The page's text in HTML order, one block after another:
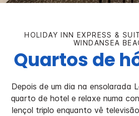
HOLIDAY INN EXPRESS &
WINDANSEA
Quartos de
Depois de um dia na ensolarada
quarto de hotel e relaxe numa
lençol triplo enquanto vê